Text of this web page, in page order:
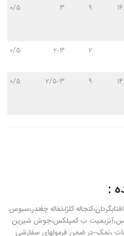
۵ ۹ ۳ ۰/۵
۲ ۲-۳ ۰/۵
۵ ۹ ۲/۵-۳ ۰/۵
:
کلزا،تفاله چغندر،سبوس
ب کمپلکس،جوش شیرین
،نمک-در ضمن فرمولهای سفارشی